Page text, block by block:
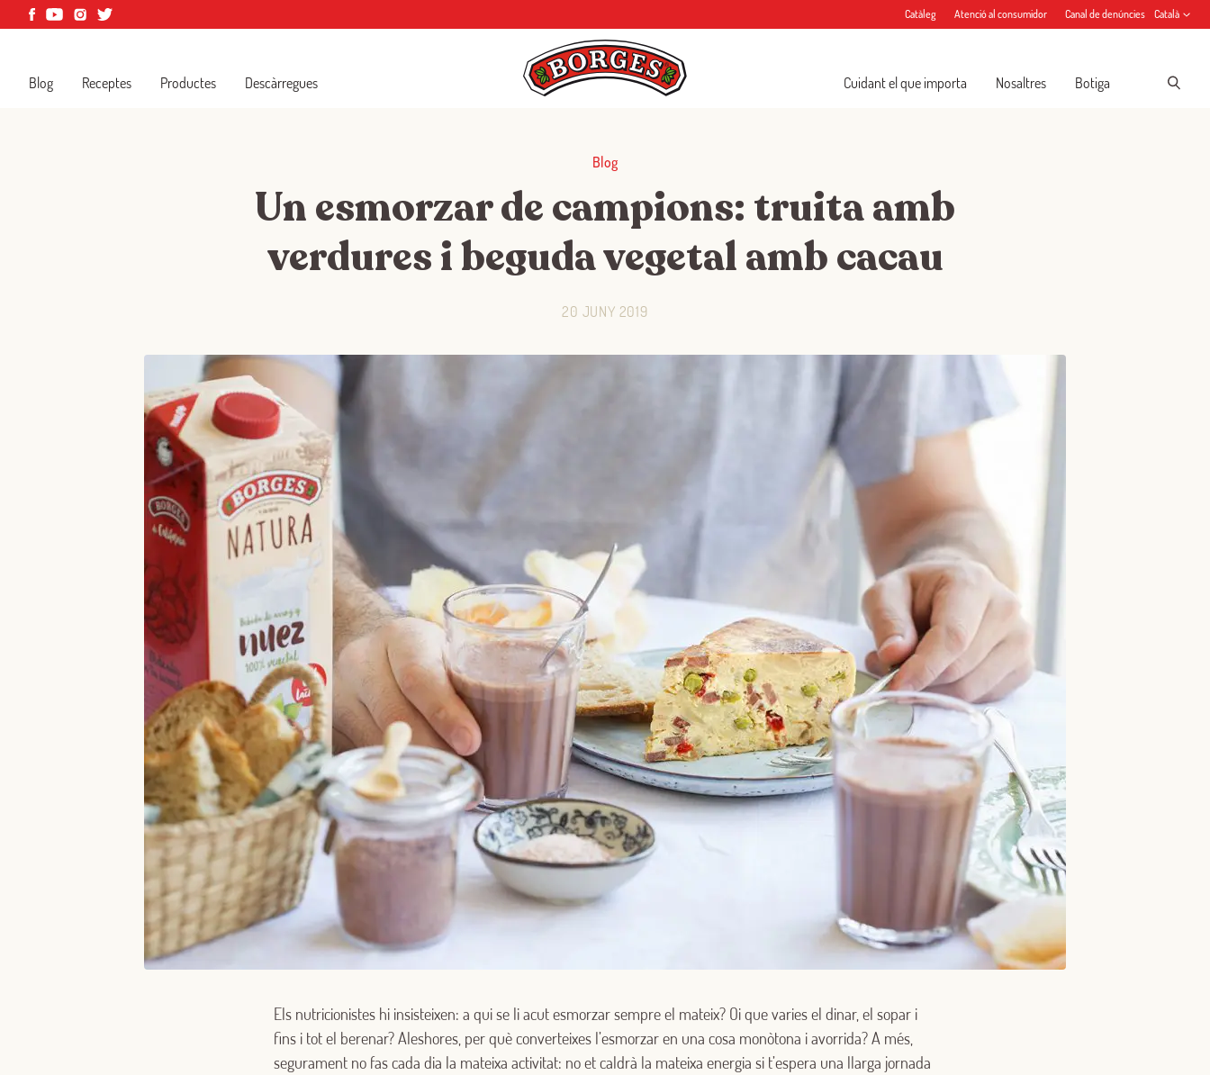
Catàleg Atenció al consumidor Canal de denúncies Català
Blog Receptes Productes Descàrregues Cuidant el que importa Nosaltres Botiga
Blog
Un esmorzar de campions: truita amb
verdures i beguda vegetal amb cacau
20 JUNY 2019
Els nutricionistes hi insisteixen: a qui se li acut esmorzar sempre el mateix? Oi que varies el dinar, el sopar i
fins i tot el berenar? Aleshores, per què converteixes l’esmorzar en una cosa monòtona i avorrida? A més,
segurament no fas cada dia la mateixa activitat: no et caldrà la mateixa energia si t’espera una llarga jornada
Iniciar sessió amb Google